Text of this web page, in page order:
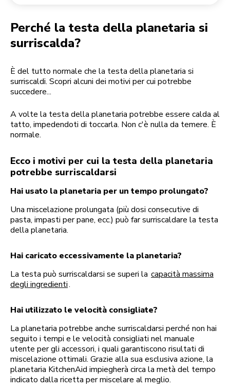
Perché la testa della planetaria si
surriscalda?
È del tutto normale che la testa della planetaria si
surriscaldi. Scopri alcuni dei motivi per cui potrebbe
succedere...
A volte la testa della planetaria potrebbe essere calda al
tatto, impedendoti di toccarla. Non c'è nulla da temere. È
normale.
Ecco i motivi per cui la testa della planetaria
potrebbe surriscaldarsi
Hai usato la planetaria per un tempo prolungato?
Una miscelazione prolungata (più dosi consecutive di
pasta, impasti per pane, ecc.) può far surriscaldare la testa
della planetaria.
Hai caricato eccessivamente la planetaria?
La testa può surriscaldarsi se superi la capacità massima
degli ingredienti.
Hai utilizzato le velocità consigliate?
La planetaria potrebbe anche surriscaldarsi perché non hai
seguito i tempi e le velocità consigliati nel manuale
utente per gli accessori, i quali garantiscono risultati di
miscelazione ottimali. Grazie alla sua esclusiva azione, la
planetaria KitchenAid impiegherà circa la metà del tempo
indicato dalla ricetta per miscelare al meglio.